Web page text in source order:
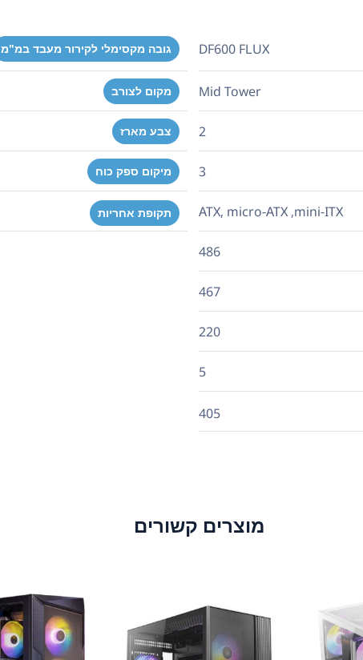
DF600 FLUX
Mid Tower
2
3
ATX, micro-ATX ,mini-ITX
486
467
220
5
405
גובה מקסימלי לקירור מעבד במ"מ
מקום לצורב
צבע מארז
מיקום ספק כוח
תקופת אחריות
מוצרים קשורים